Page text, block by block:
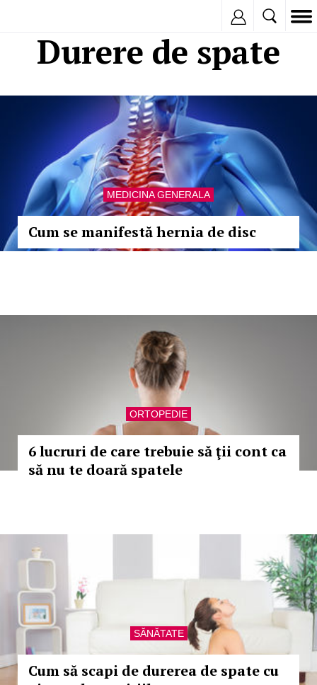
Durere de spate
MEDICINA GENERALA
Cum se manifestă hernia de disc
ORTOPEDIE
6 lucruri de care trebuie să ţii cont ca
să nu te doară spatele
SĂNĂTATE
Cum să scapi de durerea de spate cu